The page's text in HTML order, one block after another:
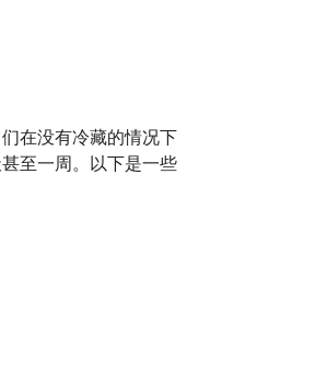
在没有冷藏的情况下
至一周。以下是一些